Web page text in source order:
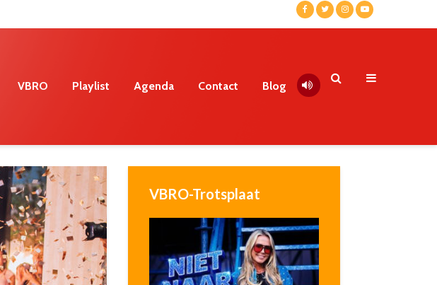
VBRO Playlist Agenda Contact Blog
VBRO-Trotsplaat